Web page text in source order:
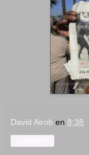
David Airob en 8:38